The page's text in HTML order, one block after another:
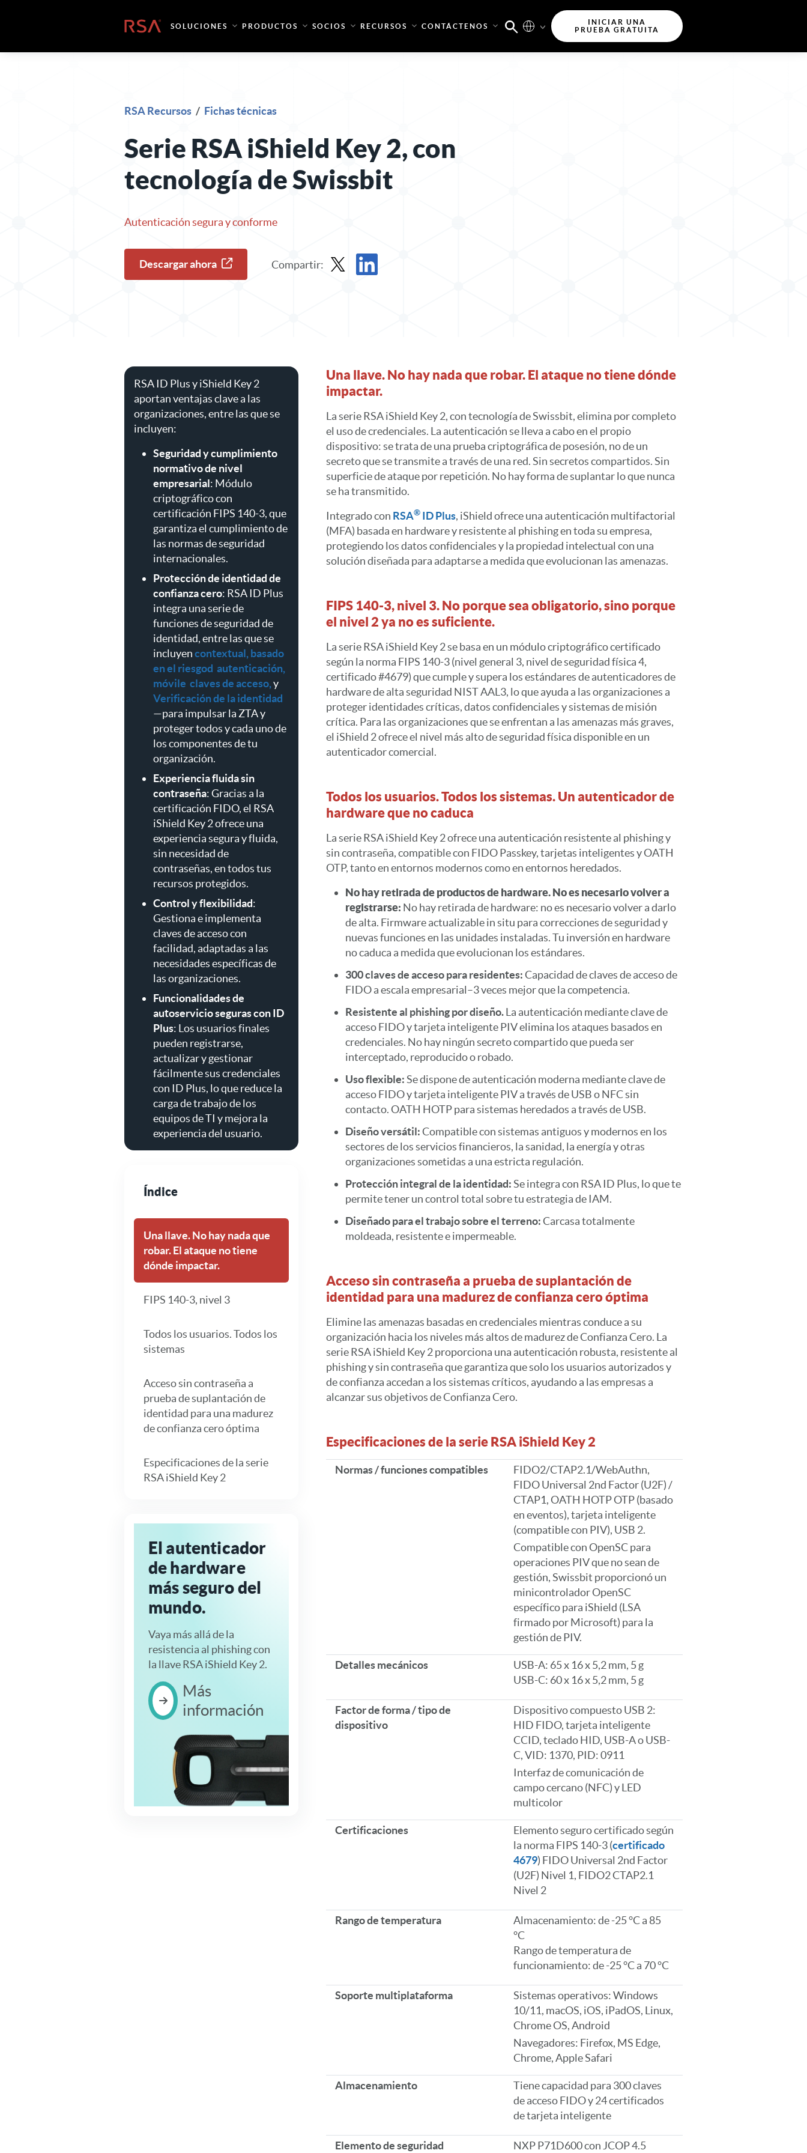
Inicio SOLUCIONES PRODUCTOS SOCIOS RECURSOS CONTÁCTENOS
INICIAR UNA
PRUEBA GRATUITA
RSA Recursos / Fichas técnicas
Serie RSA iShield Key 2, con
tecnología de Swissbit
Autenticación segura y conforme
Descargar ahora Compartir:
RSA ID Plus y iShield Key 2
aportan ventajas clave a las
organizaciones, entre las que se
incluyen:
Seguridad y cumplimiento
normativo de nivel
empresarial: Módulo
criptográfico con
certificación FIPS 140-3, que
garantiza el cumplimiento de
las normas de seguridad
internacionales.
Protección de identidad de
confianza cero: RSA ID Plus
integra una serie de
funciones de seguridad de
identidad, entre las que se
incluyencontextual, basado
en el riesgod autenticación,
móvile claves de acceso,y
Verificación de la identidad
—para impulsar la ZTA y
proteger todos y cada uno de
los componentes de tu
organización.
Experiencia fluida sin
contraseña: Gracias a la
certificación FIDO, el RSA
iShield Key 2 ofrece una
experiencia segura y fluida,
sin necesidad de
contraseñas, en todos tus
recursos protegidos.
Control y flexibilidad:
Gestiona e implementa
claves de acceso con
facilidad, adaptadas a las
necesidades específicas de
las organizaciones.
Funcionalidades de
autoservicio seguras con ID
Plus: Los usuarios finales
pueden registrarse,
actualizar y gestionar
fácilmente sus credenciales
con ID Plus, lo que reduce la
carga de trabajo de los
equipos de TI y mejora la
experiencia del usuario.
Índice
Una llave. No hay nada que
robar. El ataque no tiene
dónde impactar.
FIPS 140-3, nivel 3
Todos los usuarios. Todos los
sistemas
Acceso sin contraseña a
prueba de suplantación de
identidad para una madurez
de confianza cero óptima
Especificaciones de la serie
RSA iShield Key 2
El autenticador
de hardware
más seguro del
mundo.
Vaya más allá de la
resistencia al phishing con
la llave RSA iShield Key 2.
Más
información
Una llave. No hay nada que robar. El ataque no tiene dónde
impactar.
La serie RSA iShield Key 2, con tecnología de Swissbit, elimina por completo
el uso de credenciales. La autenticación se lleva a cabo en el propio
dispositivo: se trata de una prueba criptográfica de posesión, no de un
secreto que se transmite a través de una red. Sin secretos compartidos. Sin
superficie de ataque por repetición. No hay forma de suplantar lo que nunca
se ha transmitido.
Integrado con RSA®ID Plus, iShield ofrece una autenticación multifactorial
(MFA) basada en hardware y resistente al phishing en toda su empresa,
protegiendo los datos confidenciales y la propiedad intelectual con una
solución diseñada para adaptarse a medida que evolucionan las amenazas.
FIPS 140-3, nivel 3. No porque sea obligatorio, sino porque
el nivel 2 ya no es suficiente.
La serie RSA iShield Key 2 se basa en un módulo criptográfico certificado
según la norma FIPS 140-3 (nivel general 3, nivel de seguridad física 4,
certificado #4679) que cumple y supera los estándares de autenticadores de
hardware de alta seguridad NIST AAL3, lo que ayuda a las organizaciones a
proteger identidades críticas, datos confidenciales y sistemas de misión
crítica. Para las organizaciones que se enfrentan a las amenazas más graves,
el iShield 2 ofrece el nivel más alto de seguridad física disponible en un
autenticador comercial.
Todos los usuarios. Todos los sistemas. Un autenticador de
hardware que no caduca
La serie RSA iShield Key 2 ofrece una autenticación resistente al phishing y
sin contraseña, compatible con FIDO Passkey, tarjetas inteligentes y OATH
OTP, tanto en entornos modernos como en entornos heredados.
No hay retirada de productos de hardware. No es necesario volver a
registrarse: No hay retirada de hardware: no es necesario volver a darlo
de alta. Firmware actualizable in situ para correcciones de seguridad y
nuevas funciones en las unidades instaladas. Tu inversión en hardware
no caduca a medida que evolucionan los estándares.
300 claves de acceso para residentes:Capacidad de claves de acceso de
FIDO a escala empresarial–3 veces mejor que la competencia.
Resistente al phishing por diseño.La autenticación mediante clave de
acceso FIDO y tarjeta inteligente PIV elimina los ataques basados en
credenciales. No hay ningún secreto compartido que pueda ser
interceptado, reproducido o robado.
Uso flexible:Se dispone de autenticación moderna mediante clave de
acceso FIDO y tarjeta inteligente PIV a través de USB o NFC sin
contacto. OATH HOTP para sistemas heredados a través de USB.
Diseño versátil:Compatible con sistemas antiguos y modernos en los
sectores de los servicios financieros, la sanidad, la energía y otras
organizaciones sometidas a una estricta regulación.
Protección integral de la identidad:Se integra con RSA ID Plus, lo que te
permite tener un control total sobre tu estrategia de IAM.
Diseñado para el trabajo sobre el terreno:Carcasa totalmente
moldeada, resistente e impermeable.
Acceso sin contraseña a prueba de suplantación de
identidad para una madurez de confianza cero óptima
Elimine las amenazas basadas en credenciales mientras conduce a su
organización hacia los niveles más altos de madurez de Confianza Cero. La
serie RSA iShield Key 2 proporciona una autenticación robusta, resistente al
phishing y sin contraseña que garantiza que solo los usuarios autorizados y
de confianza accedan a los sistemas críticos, ayudando a las empresas a
alcanzar sus objetivos de Confianza Cero.
Especificaciones de la serie RSA iShield Key 2
Normas / funciones compatibles
FIDO2/CTAP2.1/WebAuthn,
FIDO Universal 2nd Factor (U2F) /
CTAP1, OATH HOTP OTP (basado
en eventos), tarjeta inteligente
(compatible con PIV), USB 2.
Compatible con OpenSC para
operaciones PIV que no sean de
gestión, Swissbit proporcionó un
minicontrolador OpenSC
específico para iShield (LSA
firmado por Microsoft) para la
gestión de PIV.
Detalles mecánicos
USB-A: 65 x 16 x 5,2 mm, 5 g
USB-C: 60 x 16 x 5,2 mm, 5 g
Factor de forma / tipo de
dispositivo
Dispositivo compuesto USB 2:
HID FIDO, tarjeta inteligente
CCID, teclado HID, USB-A o USB-
C, VID: 1370, PID: 0911
Interfaz de comunicación de
campo cercano (NFC) y LED
multicolor
Certificaciones
Elemento seguro certificado según
la norma FIPS 140-3 (certificado
4679) FIDO Universal 2nd Factor
(U2F) Nivel 1, FIDO2 CTAP2.1
Nivel 2
Rango de temperatura
Almacenamiento: de -25 °C a 85
°C
Rango de temperatura de
funcionamiento: de -25 °C a 70 °C
Soporte multiplataforma
Sistemas operativos: Windows
10/11, macOS, iOS, iPadOS, Linux,
Chrome OS, Android
Navegadores: Firefox, MS Edge,
Chrome, Apple Safari
Almacenamiento
Tiene capacidad para 300 claves
de acceso FIDO y 24 certificados
de tarjeta inteligente
Elemento de seguridad NXP P71D600 con JCOP 4.5